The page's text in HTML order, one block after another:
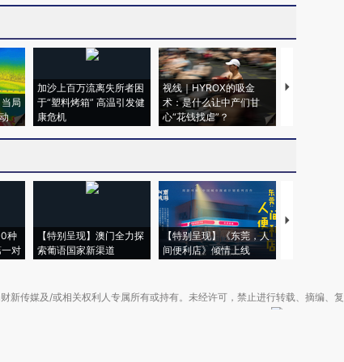
局
加沙上百万流离失所者困
于“塑料烤箱” 高温引发健
康危机
视线｜HYROX的吸金
术：是什么让中产们甘
心“花钱找虐”？
马航飞行员
种
一对
【特别呈现】澳门全力探
索葡语国家新渠道
【特别呈现】《东莞，人
间便利店》倾情上线
【推广】走
新传媒及/或相关权利人专属所有或持有。未经许可，禁止进行转载、摘编、复